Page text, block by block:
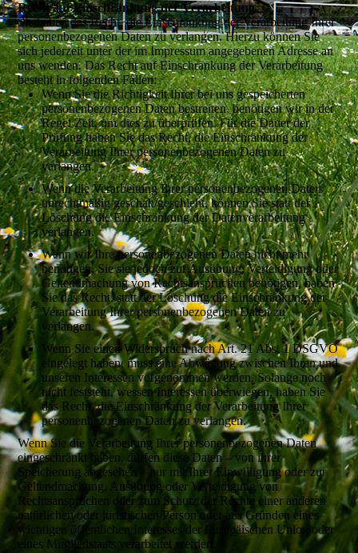
Recht auf Einschränkung der Verarbeitung
Sie haben das Recht, die Einschränkung der Verarbeitung Ihrer
personenbezogenen Daten zu verlangen. Hierzu können Sie
sich jederzeit unter der im Impressum angegebenen Adresse an
uns wenden. Das Recht auf Einschränkung der Verarbeitung
besteht in folgenden Fällen:
Wenn Sie die Richtigkeit Ihrer bei uns gespeicherten
personenbezogenen Daten bestreiten, benötigen wir in der
Regel Zeit, um dies zu überprüfen. Für die Dauer der
Prüfung haben Sie das Recht, die Einschränkung der
Verarbeitung Ihrer personenbezogenen Daten zu
verlangen.
Wenn die Verarbeitung Ihrer personenbezogenen Daten
unrechtmäßig geschah/geschieht, können Sie statt der
Löschung die Einschränkung der Datenverarbeitung
verlangen.
Wenn wir Ihre personenbezogenen Daten nicht mehr
benötigen, Sie sie jedoch zur Ausübung, Verteidigung oder
Geltendmachung von Rechtsansprüchen benötigen, haben
Sie das Recht, statt der Löschung die Einschränkung der
Verarbeitung Ihrer personenbezogenen Daten zu
verlangen.
Wenn Sie einen Widerspruch nach Art. 21 Abs. 1 DSGVO
eingelegt haben, muss eine Abwägung zwischen Ihren und
unseren Interessen vorgenommen werden. Solange noch
nicht feststeht, wessen Interessen überwiegen, haben Sie
das Recht, die Einschränkung der Verarbeitung Ihrer
personenbezogenen Daten zu verlangen.
Wenn Sie die Verarbeitung Ihrer personenbezogenen Daten
eingeschränkt haben, dürfen diese Daten – von ihrer
Speicherung abgesehen – nur mit Ihrer Einwilligung oder zur
Geltendmachung, Ausübung oder Verteidigung von
Rechtsansprüchen oder zum Schutz der Rechte einer anderen
natürlichen oder juristischen Person oder aus Gründen eines
wichtigen öffentlichen Interesses der Europäischen Union oder
eines Mitgliedstaats verarbeitet werden.